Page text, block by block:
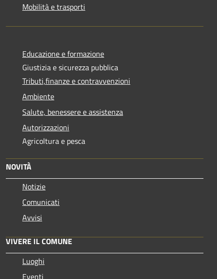
Mobilità e trasporti
Educazione e formazione
Giustizia e sicurezza pubblica
Tributi,finanze e contravvenzioni
Ambiente
Salute, benessere e assistenza
Autorizzazioni
Agricoltura e pesca
NOVITÀ
Notizie
Comunicati
Avvisi
VIVERE IL COMUNE
Luoghi
Eventi